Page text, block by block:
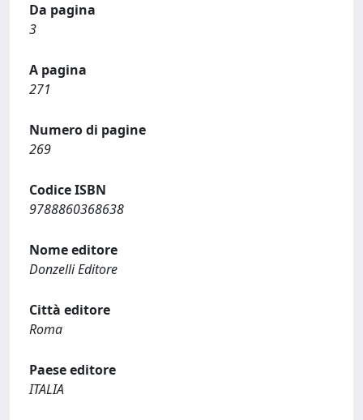
Da pagina
3
A pagina
271
Numero di pagine
269
Codice ISBN
9788860368638
Nome editore
Donzelli Editore
Città editore
Roma
Paese editore
ITALIA